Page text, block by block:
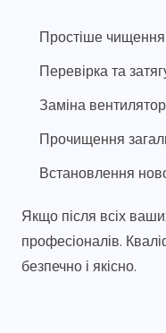
Простіше чищення
Перевірка та
Заміна
Прочищення
Встановлення
Якщо після всіх
професіоналів.
безпечно і якісно.